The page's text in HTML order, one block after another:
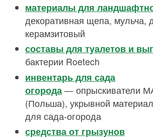
материалы для
декоративная щепа, мульча,
керамзитовый
составы для туалетов и
бактерии Roetech
инвентарь для сада
огорода — опрыскиватели
(Польша), укрывной
для сада-огорода
средства от грызунов